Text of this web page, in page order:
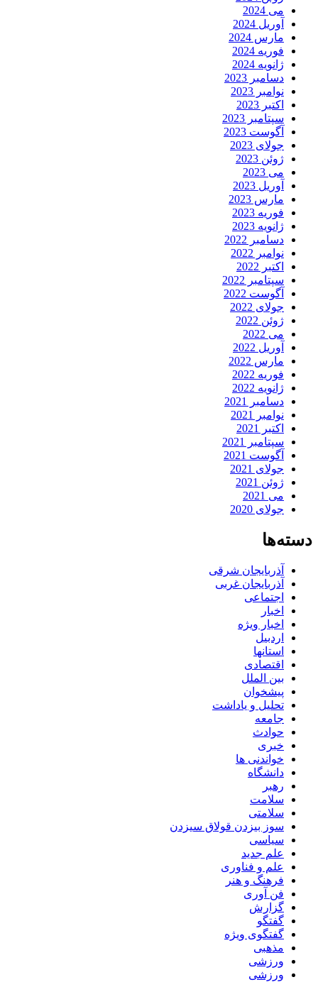
می 2024
آوریل 2024
مارس 2024
فوریه 2024
ژانویه 2024
دسامبر 2023
نوامبر 2023
اکتبر 2023
سپتامبر 2023
آگوست 2023
جولای 2023
ژوئن 2023
می 2023
آوریل 2023
مارس 2023
فوریه 2023
ژانویه 2023
دسامبر 2022
نوامبر 2022
اکتبر 2022
سپتامبر 2022
آگوست 2022
جولای 2022
ژوئن 2022
می 2022
آوریل 2022
مارس 2022
فوریه 2022
ژانویه 2022
دسامبر 2021
نوامبر 2021
اکتبر 2021
سپتامبر 2021
آگوست 2021
جولای 2021
ژوئن 2021
می 2021
جولای 2020
دسته‌ها
آذربایجان شرقی
آذربایجان غربی
اجتماعی
اخبار
اخبار ویژه
اردبیل
استانها
اقتصادی
بین الملل
پیشخوان
تحلیل و یاداشت
جامعه
حوادث
خبری
خواندنی ها
دانشگاه
رهبر
سلامت
سلامتی
سوز بیزدن قولاق سیزدن
سیاسی
علم جدید
علم و فناوری
فرهنگ و هنر
فن آوری
گزارش
گفتگو
گفتگوی ویژه
مذهبی
ورزشی
ورزشی